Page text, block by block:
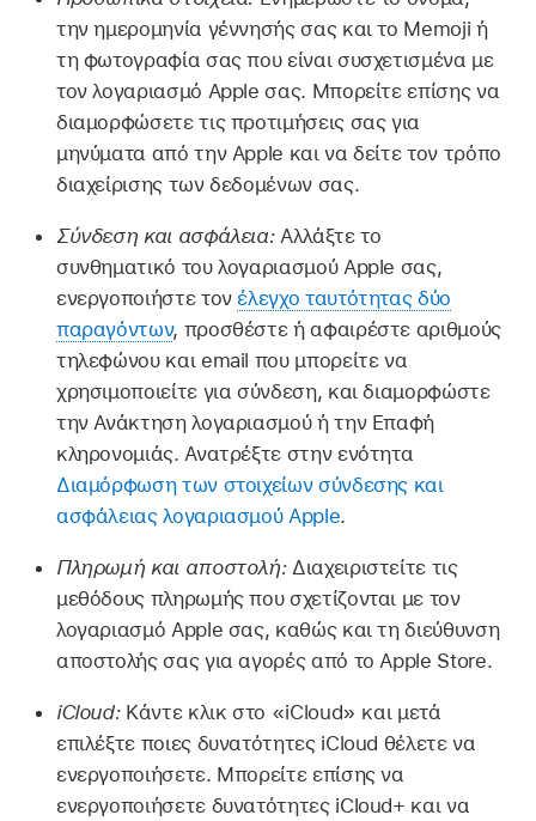
την ημερομηνία γέννησής σας και το Memoji ή
τη φωτογραφία σας που είναι συσχετισμένα με
τον λογαριασμό Apple σας. Μπορείτε επίσης να
διαμορφώσετε τις προτιμήσεις σας για
μηνύματα από την Apple και να δείτε τον τρόπο
διαχείρισης των δεδομένων σας.
Σύνδεση και ασφάλεια:Αλλάξτε το
συνθηματικό του λογαριασμού Apple σας,
ενεργοποιήστε τον έλεγχο ταυτότητας δύο
παραγόντων, προσθέστε ή αφαιρέστε αριθμούς
τηλεφώνου και email που μπορείτε να
χρησιμοποιείτε για σύνδεση, και διαμορφώστε
την Ανάκτηση λογαριασμού ή την Επαφή
κληρονομιάς. Ανατρέξτε στην ενότητα
Διαμόρφωση των στοιχείων σύνδεσης και
ασφάλειας λογαριασμού Apple.
Πληρωμή και αποστολή:Διαχειριστείτε τις
μεθόδους πληρωμής που σχετίζονται με τον
λογαριασμό Apple σας, καθώς και τη διεύθυνση
αποστολής σας για αγορές από το Apple Store.
iCloud:Κάντε κλικ στο «iCloud» και μετά
επιλέξτε ποιες δυνατότητες iCloud θέλετε να
ενεργοποιήσετε. Μπορείτε επίσης να
ενεργοποιήσετε δυνατότητες iCloud+ και να